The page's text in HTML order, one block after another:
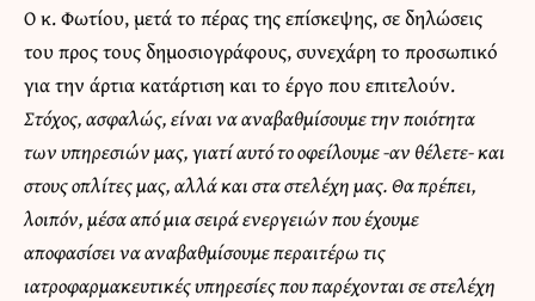
Ο κ. Φωτίου, μετά το πέρας της επίσκεψης, σε δηλώσεις
του προς τους δημοσιογράφους, συνεχάρη το προσωπικό
για την άρτια κατάρτιση και το έργο που επιτελούν.
Στόχος, ασφαλώς, είναι να αναβαθμίσουμε την ποιότητα
των υπηρεσιών μας, γιατί αυτό το οφείλουμε -αν θέλετε- και
στους οπλίτες μας, αλλά και στα στελέχη μας. Θα πρέπει,
λοιπόν, μέσα από μια σειρά ενεργειών που έχουμε
αποφασίσει να αναβαθμίσουμε περαιτέρω τις
ιατροφαρμακευτικές υπηρεσίες που παρέχονται σε στελέχη